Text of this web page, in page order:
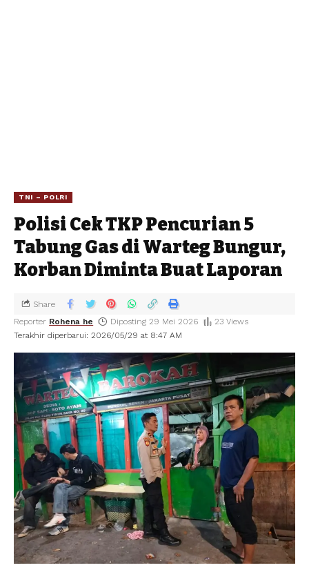
TNI – POLRI
Polisi Cek TKP Pencurian 5
Tabung Gas di Warteg Bungur,
Korban Diminta Buat Laporan
Terakhir diperbarui: 2026/05/29 at 8:47 AM
Reporter Rohena he Diposting 29 Mei 2026 23 Views
Share